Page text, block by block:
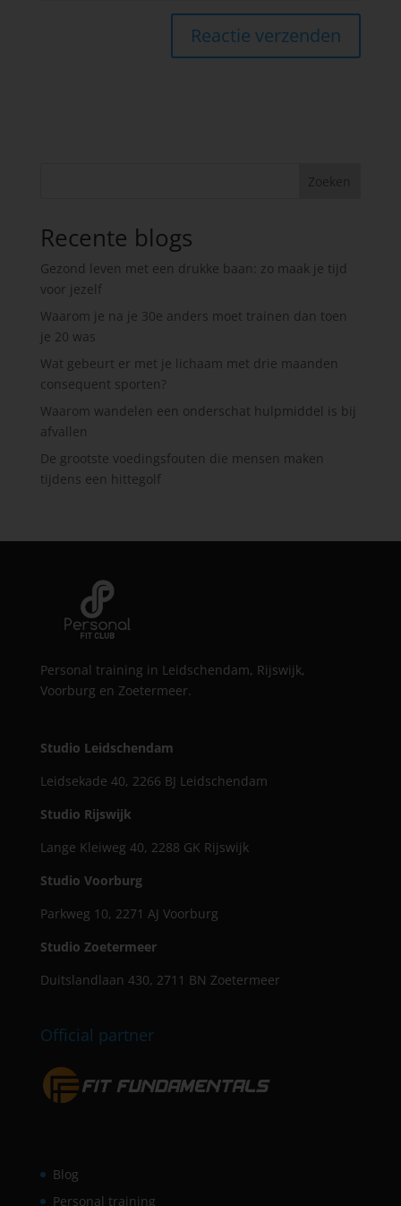
Zoeken
Recente blogs
Gezond leven met een drukke baan: zo maak je tijd
voor jezelf
Waarom je na je 30e anders moet trainen dan toen
je 20 was
Wat gebeurt er met je lichaam met drie maanden
consequent sporten?
Waarom wandelen een onderschat hulpmiddel is bij
afvallen
De grootste voedingsfouten die mensen maken
tijdens een hittegolf
Personal training in Leidschendam, Rijswijk,
Voorburg en Zoetermeer.
Studio Leidschendam
Leidsekade 40, 2266 BJ Leidschendam
Studio Rijswijk
Lange Kleiweg 40, 2288 GK Rijswijk
Studio Voorburg
Parkweg 10, 2271 AJ Voorburg
Studio Zoetermeer
Duitslandlaan 430, 2711 BN Zoetermeer
Official partner
Blog
Personal training